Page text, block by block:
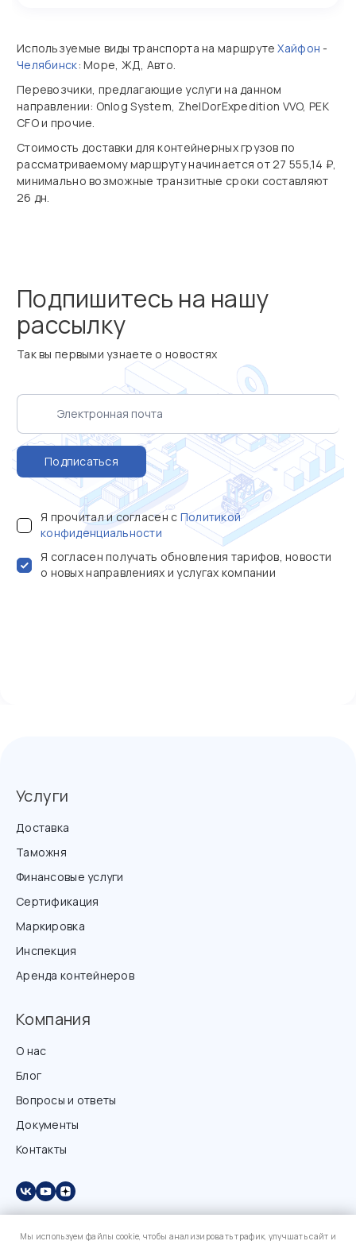
Используемые виды транспорта на маршрутеХайфон -
Челябинск: Море, ЖД, Авто.
Перевозчики, предлагающие услуги на данном
направлении: Onlog System, ZhelDorExpedition VVO, PEK
CFO и прочие.
Стоимость доставки для контейнерных грузов по
рассматриваемому маршруту начинается от 27 555,14 ₽,
минимально возможные транзитные сроки составляют
26 дн.
Подпишитесь на нашу
рассылку
Так вы первыми узнаете о новостях
Подписаться
Я прочитал и согласен с Политикой
конфиденциальности
Я согласен получать обновления тарифов, новости
о новых направлениях и услугах компании
Услуги
Доставка
Таможня
Финансовые услуги
Сертификация
Маркировка
Инспекция
Аренда контейнеров
Компания
О нас
Блог
Вопросы и ответы
Документы
Контакты
Мы используем файлы cookie, чтобы анализировать трафик, улучшать сайт и